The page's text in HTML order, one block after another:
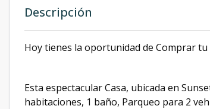
Descripción
Hoy tienes la oportunidad de Comprar
Esta espectacular Casa, ubicada en
habitaciones, 1 baño, Parqueo para 2